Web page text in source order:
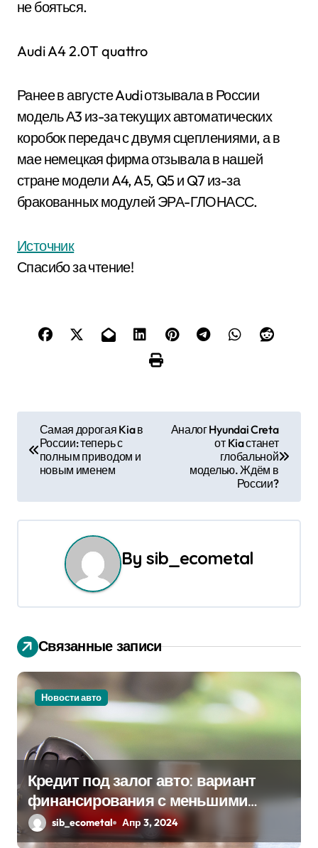
не бояться.
Audi A4 2.0T quattro
Ранее в августе Audi отзывала в России
модель А3 из-за текущих автоматических
коробок передач с двумя сцеплениями, а в
мае немецкая фирма отзывала в нашей
стране модели A4, A5, Q5 и Q7 из-за
бракованных модулей ЭРА-ГЛОНАСС.
Источник
Спасибо за чтение!
и
ц
и
я
п
о
з
а
п
и
Самая дорогая Kia в
России: теперь с
полным приводом и
новым именем
Аналог Hyundai Creta
от Kia станет
глобальной
моделью. Ждём в
России?
Bysib_ecometal
Связанные записи
Новости авто
Кредит под залог авто: вариант
финансирования с меньшими
рисками
sib_ecometal Апр 3, 2024